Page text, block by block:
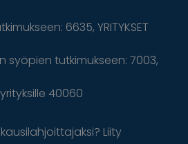
6635, YRITYKSET
syöpien tutkimukseen: 7003,
40060
Liity